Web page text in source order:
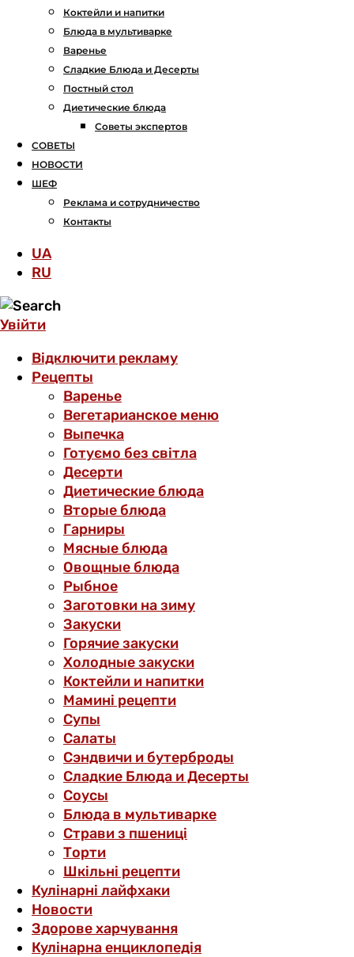
Коктейли и напитки
Блюда в мультиварке
Варенье
Сладкие Блюда и Десерты
Постный стол
Диетические блюда
Советы экспертов
СОВЕТЫ
НОВОСТИ
ШЕФ
Реклама и сотрудничество
Контакты
UA
RU
Увійти
Відключити рекламу
Рецепты
Варенье
Вегетарианское меню
Выпечка
Готуємо без світла
Десерти
Диетические блюда
Вторые блюда
Гарниры
Мясные блюда
Овощные блюда
Рыбное
Заготовки на зиму
Закуски
Горячие закуски
Холодные закуски
Коктейли и напитки
Мамині рецепти
Супы
Салаты
Сэндвичи и бутерброды
Сладкие Блюда и Десерты
Соусы
Блюда в мультиварке
Страви з пшениці
Торти
Шкільні рецепти
Кулінарні лайфхаки
Новости
Здорове харчування
Кулінарна енциклопедія